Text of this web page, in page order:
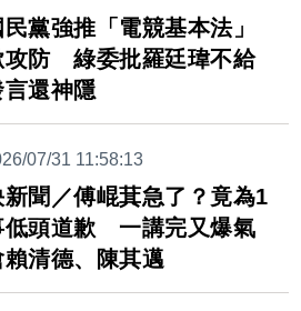
民黨強推「電競基本法」
攻防 綠委批羅廷瑋不給
言還神隱
07/31 11:58:13
新聞／傅崐萁急了？竟為1
低頭道歉 一講完又爆氣
賴清德、陳其邁